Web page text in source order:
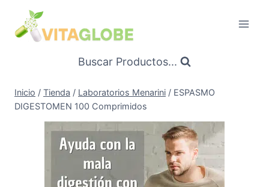
Contenido
Buscar Productos...
Inicio / Tienda / Laboratorios Menarini / ESPASMO
DIGESTOMEN 100 Comprimidos